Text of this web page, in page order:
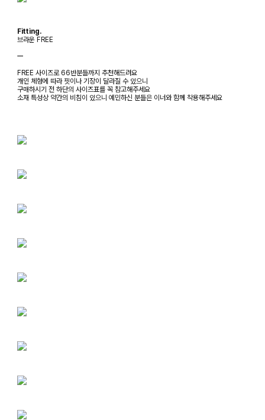
Fitting.
브라운 FREE
ㅡ
FREE 사이즈로 66반분들까지 추천해드려요
개인 체형에 따라 핏이나 기장이 달라질 수 있으니
구매하시기 전 하단의 사이즈표를 꼭 참고해주세요
소재 특성상 약간의 비침이 있으니 예민하신 분들은 이너와 함께 착용해주세요